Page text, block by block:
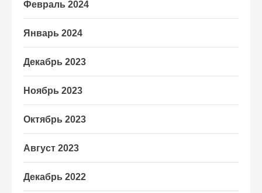
Февраль 2024
Январь 2024
Декабрь 2023
Ноябрь 2023
Октябрь 2023
Август 2023
Декабрь 2022